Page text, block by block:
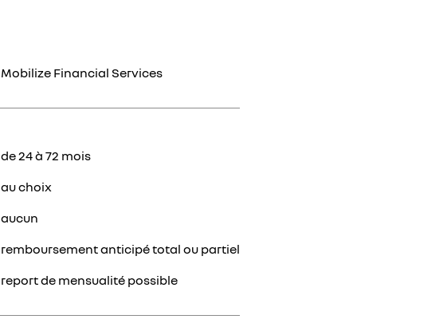
Mobilize Financial Services
de 24 à 72 mois
au choix
aucun
remboursement anticipé total ou partiel
report de mensualité possible